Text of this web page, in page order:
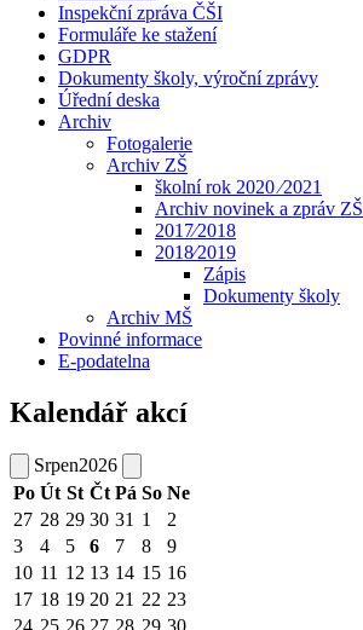
Inspekční zpráva ČŠI
Formuláře ke stažení
GDPR
Dokumenty školy, výroční zprávy
Úřední deska
Archiv
Fotogalerie
Archiv ZŠ
školní rok 2020 ⁄2021
Archiv novinek a zpráv ZŠ
2017⁄2018
2018⁄2019
Zápis
Dokumenty školy
Archiv MŠ
Povinné informace
E-podatelna
Kalendář akcí
Srpen2026
Po Út St Čt Pá So Ne
27 28 29 30 31 1
2
3
4 5 6 7 8
9
10 11 12 13 14 15 16
17 18 19 20 21 22 23